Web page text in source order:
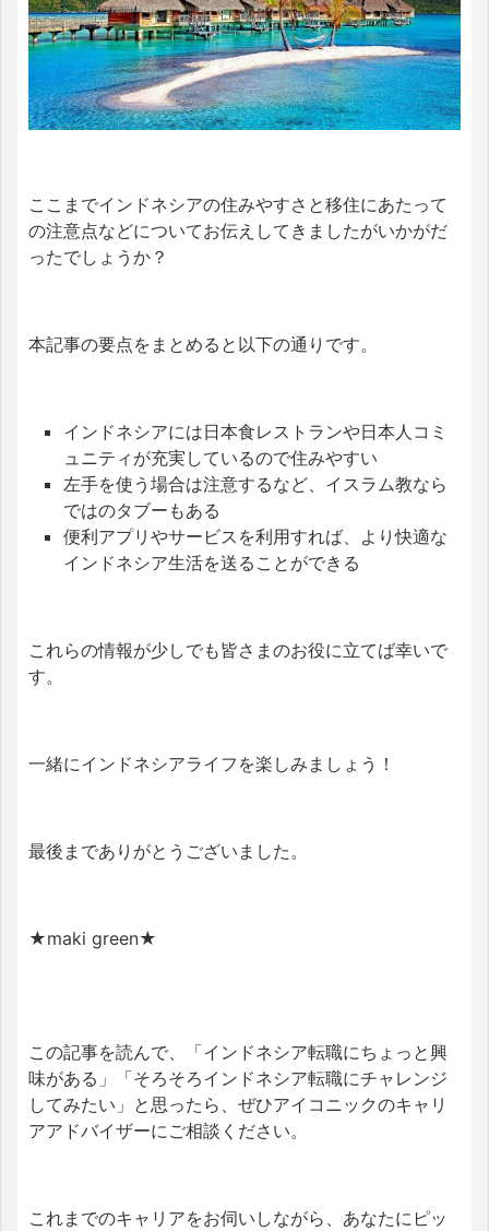
ここまでインドネシアの住みやすさと移住にあたって
の注意点などについてお伝えしてきましたがいかがだ
ったでしょうか？
本記事の要点をまとめると以下の通りです。
インドネシアには日本食レストランや日本人コミ
ュニティが充実しているので住みやすい
左手を使う場合は注意するなど、イスラム教なら
ではのタブーもある
便利アプリやサービスを利用すれば、より快適な
インドネシア生活を送ることができる
これらの情報が少しでも皆さまのお役に立てば幸いで
す。
一緒にインドネシアライフを楽しみましょう！
最後までありがとうございました。
★maki green★
この記事を読んで、「インドネシア転職にちょっと興
味がある」「そろそろインドネシア転職にチャレンジ
してみたい」と思ったら、ぜひアイコニックのキャリ
アアドバイザーにご相談ください。
これまでのキャリアをお伺いしながら、あなたにピッ